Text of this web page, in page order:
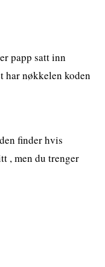
papp satt inn
har nøkkelen koden
finder hvis
, men du trenger